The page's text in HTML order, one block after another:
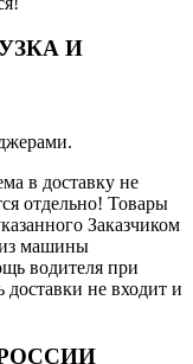
И
в доставку не
отдельно! Товары
Заказчиком
из машины
водителя при
доставки не входит и